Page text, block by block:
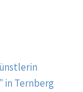
in Ternberg